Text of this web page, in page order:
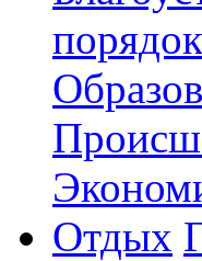
порядок
Отдых